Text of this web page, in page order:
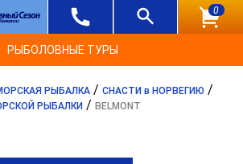
0
РЫБОЛОВНЫЕ ТУРЫ
РЫБАЛКА / СНАСТИ в НОРВЕГИЮ /
РЫБАЛКИ / BELMONT